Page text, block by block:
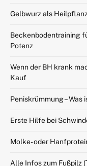
Gelbwurz als
Beckenbodentraining
Potenz
Wenn der BH krank
Kauf
Peniskrümmung – Was
Erste Hilfe bei
Molke- oder
Alle Infos zum Fußpilz